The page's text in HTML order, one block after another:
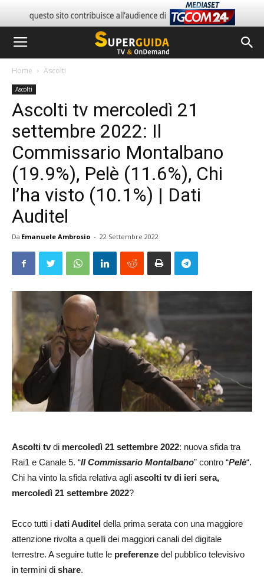
Home Ascolti
Ascolti
Ascolti tv mercoledì 21
settembre 2022: Il
Commissario Montalbano
(19.9%), Pelè (11.6%), Chi
l’ha visto (10.1%) | Dati
Auditel
Da Emanuele Ambrosio - 22 Settembre 2022
Ascolti tvdi mercoledì 21 settembre 2022: nuova sfida tra
Rai1 e Canale 5. “Il Commissario Montalbano” contro “Pelè“.
Chi ha vinto la sfida relativa agli ascolti tv di ieri sera,
mercoledì 21 settembre 2022?
Ecco tutti i dati Auditel della prima serata con una maggiore
attenzione rivolta a quelli dei maggiori canali del digitale
terrestre. A seguire tutte le preferenze del pubblico televisivo
in termini di share.